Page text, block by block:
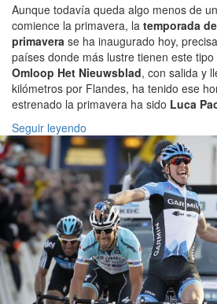
Aunque todavía queda algo menos de
comience la primavera, la temporada
primavera se ha inaugurado hoy,
países donde más lustre tienen este
Omloop Het Nieuwsblad, con salida y
kilómetros por Flandes, ha tenido ese
estrenado la primavera ha sido Luca
Seguir leyendo